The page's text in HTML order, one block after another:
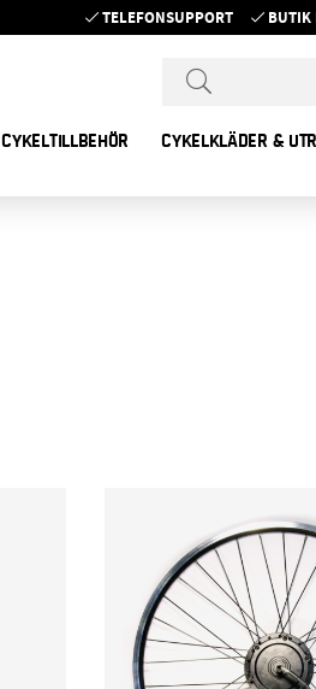
TELEFONSUPPORT BUTIK
CYKELTILLBEHÖR CYKELKLÄDER &